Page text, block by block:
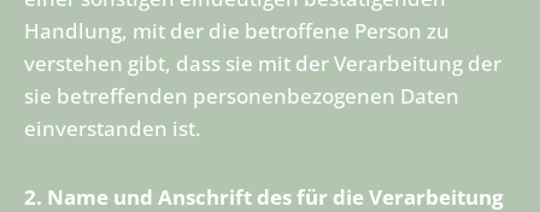
Handlung, mit der die betroffene Person zu
verstehen gibt, dass sie mit der Verarbeitung der
sie betreffenden personenbezogenen Daten
einverstanden ist.
2. Name und Anschrift des für die Verarbeitung